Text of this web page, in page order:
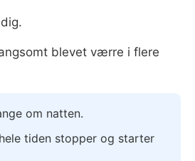
blevet værre i flere
om natten.
tiden stopper og starter